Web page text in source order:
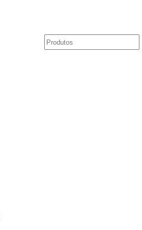
Pesquisar